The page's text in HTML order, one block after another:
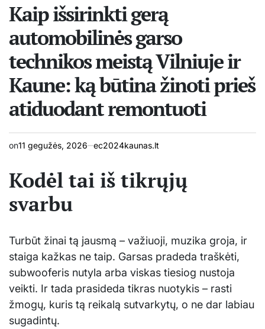
Kaip išsirinkti gerą
automobilinės garso
technikos meistą Vilniuje ir
Kaune: ką būtina žinoti prieš
atiduodant remontuoti
on11 gegužės, 2026 ec2024kaunas.lt
Kodėl tai iš tikrųjų
svarbu
Turbūt žinai tą jausmą – važiuoji, muzika groja, ir
staiga kažkas ne taip. Garsas pradeda traškėti,
subwooferis nutyla arba viskas tiesiog nustoja
veikti. Ir tada prasideda tikras nuotykis – rasti
žmogų, kuris tą reikalą sutvarkytų, o ne dar labiau
sugadintų.